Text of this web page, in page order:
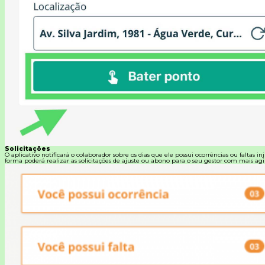
Solicitações
O aplicativo notificará o colaborador sobre os dias que ele possui ocorrências ou faltas
forma poderá realizar as solicitações de ajuste ou abono para o seu gestor com mais